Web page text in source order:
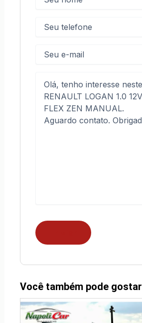
mail
Você também pode gostar